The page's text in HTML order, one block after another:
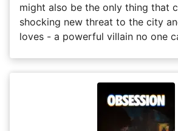
might also be the only thing that
shocking new threat to the city
loves - a powerful villain no one